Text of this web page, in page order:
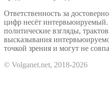
Ответственность за
цифр несёт
политические взгляды,
высказывания
точкой зрения и могут не
© Volganet.net, 2018-2026